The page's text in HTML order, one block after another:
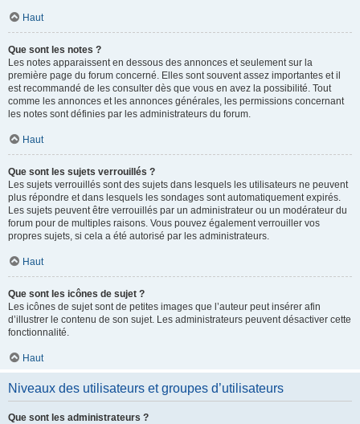
Haut
Que sont les notes ?
Les notes apparaissent en dessous des annonces et seulement sur la
première page du forum concerné. Elles sont souvent assez importantes et il
est recommandé de les consulter dès que vous en avez la possibilité. Tout
comme les annonces et les annonces générales, les permissions concernant
les notes sont définies par les administrateurs du forum.
Haut
Que sont les sujets verrouillés ?
Les sujets verrouillés sont des sujets dans lesquels les utilisateurs ne peuvent
plus répondre et dans lesquels les sondages sont automatiquement expirés.
Les sujets peuvent être verrouillés par un administrateur ou un modérateur du
forum pour de multiples raisons. Vous pouvez également verrouiller vos
propres sujets, si cela a été autorisé par les administrateurs.
Haut
Que sont les icônes de sujet ?
Les icônes de sujet sont de petites images que l’auteur peut insérer afin
d’illustrer le contenu de son sujet. Les administrateurs peuvent désactiver cette
fonctionnalité.
Haut
Niveaux des utilisateurs et groupes d’utilisateurs
Que sont les administrateurs ?